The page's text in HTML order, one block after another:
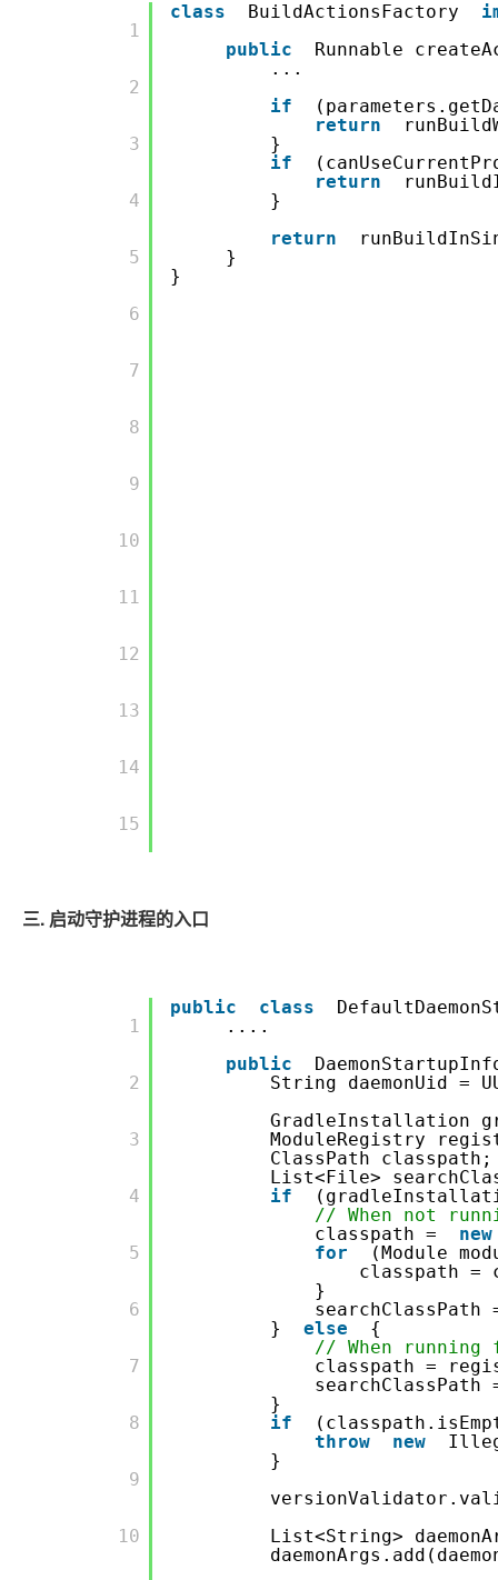
       1
       2
       3
       4
       5
       6
       7
       8
       9
       10
       11
       12
       13
       14
       15
class BuildActionsFactory
public
Runnable
...
if
return
}
if
return
}
return
}
}
三. 启动守护进程的入口
       1
       2
       3
       4
       5
       6
       7
       8
       9
       10
public class
....
public
String daemonUid =
GradleInstallation
ModuleRegistry
ClassPath classpath;
List<File>
if
// When not
classpath =
new
for
(Module
classpath =
}
}
else
{
// When
classpath =
}
if
throw
new
}
List<String>